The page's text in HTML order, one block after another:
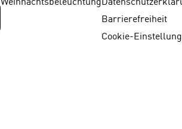
Weihnachtsbeleuchtung
Barrierefreiheit
Cookie-